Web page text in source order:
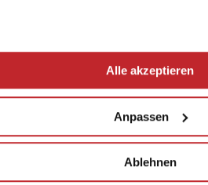
Alle akzeptieren
Anpassen
Ablehnen